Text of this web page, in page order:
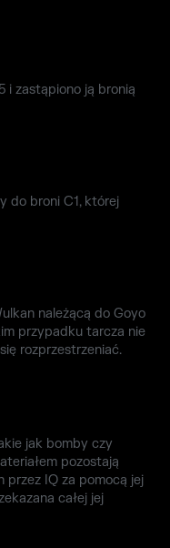
i zastąpiono ją bronią
do broni C1, której
należącą do Goyo
przypadku tarcza nie
rozprzestrzeniać.
jak bomby czy
pozostają
przez IQ za pomocą jej
całej jej